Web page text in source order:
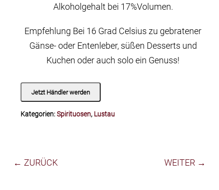
Alkoholgehalt bei 17%Volumen.
Empfehlung Bei 16 Grad Celsius zu gebratener
Gänse- oder Entenleber, süßen Desserts und
Kuchen oder auch solo ein Genuss!
Jetzt Händler werden
Kategorien:Spirituosen, Lustau
← ZURÜCK WEITER →